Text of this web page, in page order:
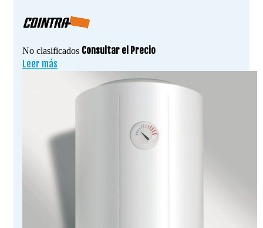
No clasificados Consultar el Precio
Leer más